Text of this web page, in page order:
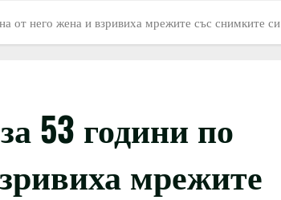
от него жена и взривиха мрежите със снимките си
53 години по
мрежите